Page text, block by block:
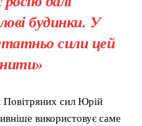
будинки. У
сили цей
Повітряних сил Юрій
використовує саме